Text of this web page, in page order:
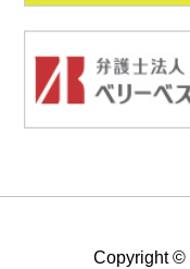
Copyright ©